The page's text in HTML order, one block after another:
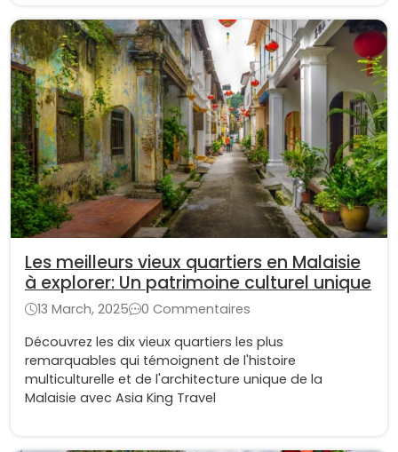
Les meilleurs vieux quartiers en Malaisie
à explorer: Un patrimoine culturel unique
13 March, 2025
0 Commentaires
Découvrez les dix vieux quartiers les plus
remarquables qui témoignent de l'histoire
multiculturelle et de l'architecture unique de la
Malaisie avec Asia King Travel